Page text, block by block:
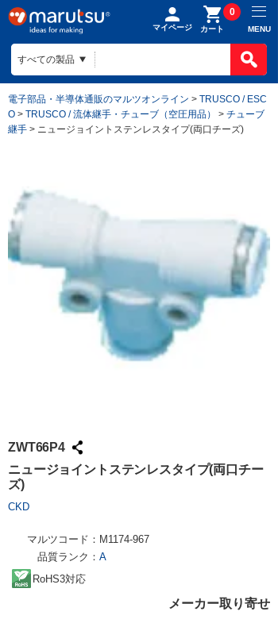
マイページ カート
0
MENU
電子部品・半導体通販のマルツオンライン > TRUSCO / ESC
O > TRUSCO / 流体継手・チューブ（空圧用品） > チューブ
継手 > ニュージョイントステンレスタイプ(両口チーズ)
ZWT66P4
ニュージョイントステンレスタイプ(両口チー
ズ)
CKD
マルツコード： M1174-967
品質ランク： A
RoHS3対応
メーカー取り寄せ